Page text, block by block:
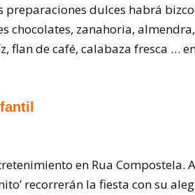
preparaciones dulces habrá
chocolates, zanahoria,
flan de café, calabaza fresca …
en Rua Compostela.
recorrerán la fiesta con su